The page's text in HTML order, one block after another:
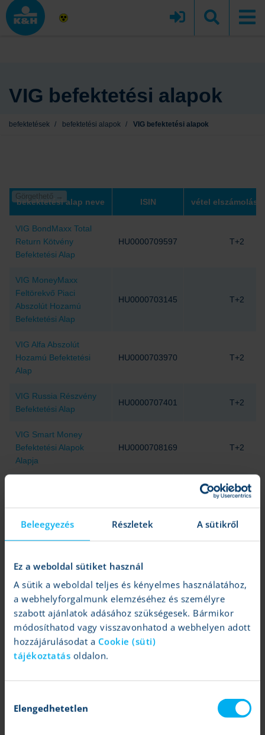
Beleegyezés Részletek A sütikről
Ez a weboldal sütiket használ
A sütik a weboldal teljes és kényelmes használatához,
a webhelyforgalmunk elemzéséhez és személyre
szabott ajánlatok adásához szükségesek. Bármikor
módosíthatod vagy visszavonhatod a webhelyen adott
hozzájárulásodat a Cookie (süti)
tájékoztatás oldalon.
kiválasztása
Elengedhetetlen
VIG befektetési alapok
befektetések / befektetési alapok / VIG befektetési alapok
bekektetési alap neve ISIN vétel elszámolás
VIG BondMaxx Total
Return Kötvény
Befektetési Alap
HU0000709597 T+2
VIG MoneyMaxx
Feltörekvő Piaci
Abszolút Hozamú
Befektetési Alap
HU0000703145 T+2
VIG Alfa Abszolút
Hozamú Befektetési
Alap
HU0000703970 T+2
VIG Russia Részvény
Befektetési Alap
HU0000707401 T+2
VIG Smart Money
Befektetési Alapok
Alapja
HU0000708169 T+2
T+2
Alapkezelői közlemények